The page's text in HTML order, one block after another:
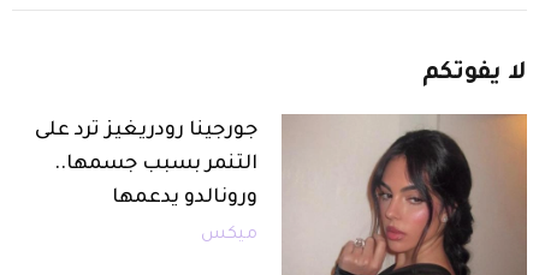
لا يفوتكم
جورجينا رودريغيز ترد على
التنمر بسبب جسمها..
ورونالدو يدعمها
ميكس